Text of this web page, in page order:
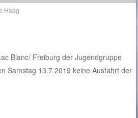
Haag
Blanc/ Freiburg der Jugendgruppe
Samstag 13.7.2019 keine Ausfahrt der